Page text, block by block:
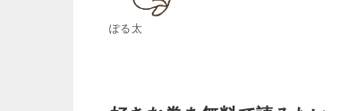
ぽる太